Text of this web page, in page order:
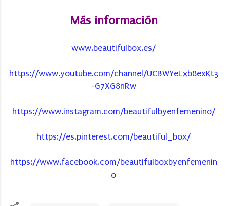
Más información
www.beautifulbox.es/
https://www.youtube.com/channel/UCBWYeLxb8exKt3
-G7XG8nRw
https://www.instagram.com/beautifulbyenfemenino/
https://es.pinterest.com/beautiful_box/
https://www.facebook.com/beautifulboxbyenfemenin
o